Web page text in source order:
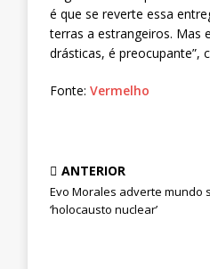
é que se reverte essa
terras a estrangeiros. Mas
drásticas, é preocupante”,
Fonte: Vermelho
ANTERIOR
Evo Morales adverte mundo
‘holocausto nuclear’